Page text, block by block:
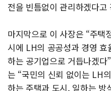
전을 빈틈없이 관리하겠다고
마지막으로 이 사장은 “주택
시에 LH의 공공성과 경영 효
하는 공기업으로 거듭나겠
는 “국민의 신뢰 없이는 LH
하는 주택과 도시, 일하는 방